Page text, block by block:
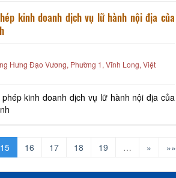
kinh doanh dịch vụ lữ hành nội địa của
Hưng Đạo Vương, Phường 1, Vĩnh Long, Việt
kinh doanh dịch vụ lữ hành nội địa của
15 16 17 18 19 … » »»